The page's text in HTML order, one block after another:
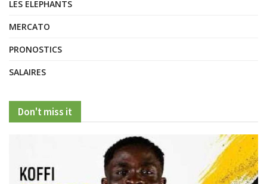
LES ELEPHANTS
MERCATO
PRONOSTICS
SALAIRES
Don't miss it